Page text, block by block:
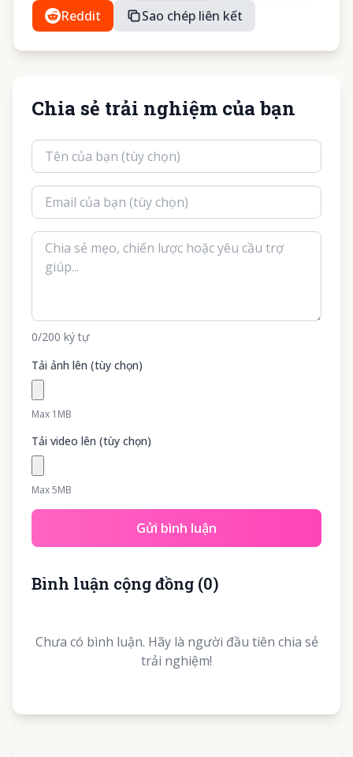
Reddit
Sao chép liên kết
Chia sẻ trải nghiệm của bạn
0/200 ký tự
Tải ảnh lên (tùy chọn)
Max 1MB
Tải video lên (tùy chọn)
Max 5MB
Gửi bình luận
Bình luận cộng đồng (0)
Chưa có bình luận. Hãy là người đầu tiên chia sẻ
trải nghiệm!